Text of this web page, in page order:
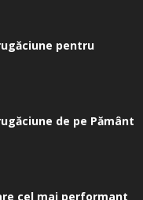
pentru
de pe Pământ
cel mai performant